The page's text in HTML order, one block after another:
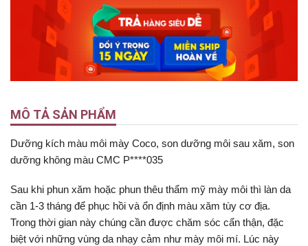
MÔ TẢ SẢN PHẨM
Dưỡng kích màu môi mày Coco, son dưỡng môi sau xăm, son
dưỡng không màu CMC P****035
Sau khi phun xăm hoặc phun thêu thẩm mỹ mày môi thì làn da
cần 1-3 tháng để phục hồi và ổn định màu xăm tùy cơ địa.
Trong thời gian này chúng cần được chăm sóc cẩn thận, đặc
biệt với những vùng da nhạy cảm như mày môi mí. Lúc này